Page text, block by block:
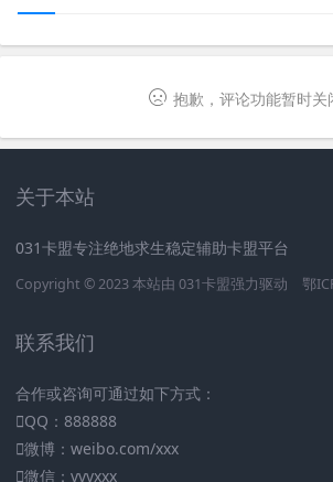
抱歉，评论功能暂时关
关于本站
031卡盟专注绝地求生稳定辅助卡盟平台
Copyright © 2023 本站由 031卡盟强力驱动 鄂
联系我们
合作或咨询可通过如下方式：
QQ：888888
微博：weibo.com/xxx
微信：vvvxxx